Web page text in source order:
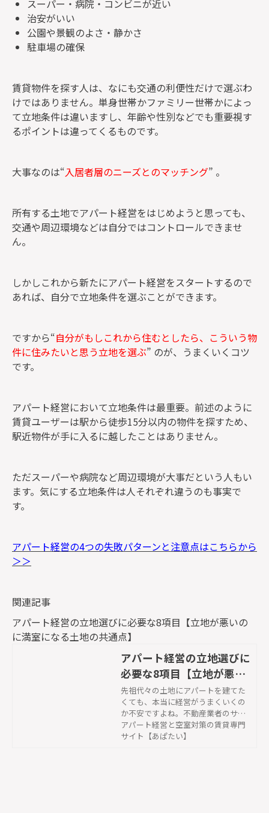
スーパー・病院・コンビニが近い
治安がいい
公園や景観のよさ・静かさ
駐車場の確保
賃貸物件を探す人は、なにも交通の利便性だけで選ぶわ
けではありません。単身世帯かファミリー世帯かによっ
て立地条件は違いますし、年齢や性別などでも重要視す
るポイントは違ってくるものです。
大事なのは“入居者層のニーズとのマッチング” 。
所有する土地でアパート経営をはじめようと思っても、
交通や周辺環境などは自分ではコントロールできませ
ん。
しかしこれから新たにアパート経営をスタートするので
あれば、自分で立地条件を選ぶことができます。
ですから“自分がもしこれから住むとしたら、こういう物
件に住みたいと思う立地を選ぶ” のが、うまくいくコツ
です。
アパート経営において立地条件は最重要。前述のように
賃貸ユーザーは駅から徒歩15分以内の物件を探すため、
駅近物件が手に入るに越したことはありません。
ただスーパーや病院など周辺環境が大事だという人もい
ます。気にする立地条件は人それぞれ違うのも事実で
す。
アパート経営の4つの失敗パターンと注意点はこちらから
＞＞
関連記事
アパート経営の立地選びに必要な8項目【立地が悪いの
に満室になる土地の共通点】
アパート経営の立地選びに
必要な8項目【立地が悪い
のに満室になる土地の共通
点】 | アパート経営と空室
対策の賃貸専門サイト【あ
ぱたい】
先祖代々の土地にアパートを建てた
くても、本当に経営がうまくいくの
か不安ですよね。不動産業者のサブ
リースはあてにならない時代ですか
ら、その土地がアパート経営に適し
アパート経営と空室対策の賃貸専門
サイト【あぱたい】